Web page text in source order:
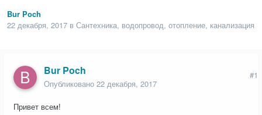
Bur Poch
22 декабря, 2017 в Сантехника, водопровод, отопление, канализация
Bur Poch
Опубликовано 22 декабря, 2017
#1
Привет всем!